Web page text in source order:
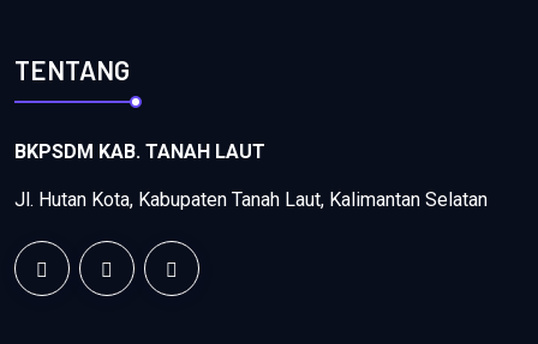
TENTANG
BKPSDM KAB. TANAH LAUT
Jl. Hutan Kota, Kabupaten Tanah Laut, Kalimantan Selatan